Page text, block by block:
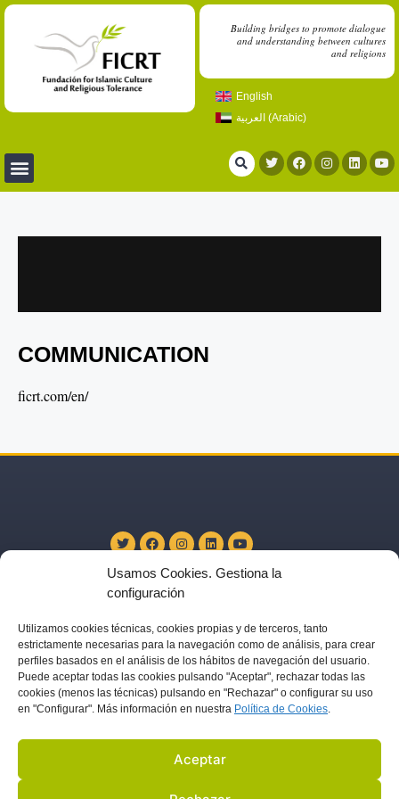
Usamos Cookies. Gestiona la
configuración
Utilizamos cookies técnicas, cookies propias y de terceros, tanto
estrictamente necesarias para la navegación como de análisis, para crear
perfiles basados en el análisis de los hábitos de navegación del usuario.
Puede aceptar todas las cookies pulsando "Aceptar", rechazar todas las
cookies (menos las técnicas) pulsando en "Rechazar" o configurar su uso
en "Configurar". Más información en nuestra Política de Cookies.
Aceptar
Building bridges to promote dialogue
and understanding between cultures
and religions
English
العربية(Arabic)
COMMUNICATION
ficrt.com/en/
LEGAL NOTICE
DATA PROTECTION
COOKIES POLICY